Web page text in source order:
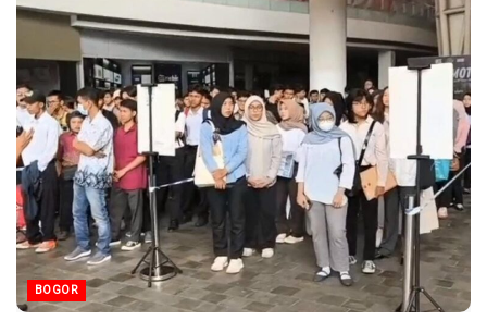
BOGOR